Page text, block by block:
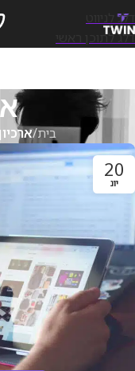
דלג לניווט
דלג לתוכן ראשי
בית/
20
יונ